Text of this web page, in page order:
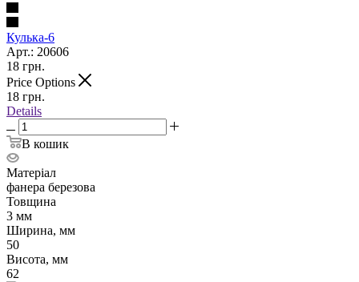
Кулька-6
Арт.: 20606
18 грн.
Price Options
18 грн.
Details
В кошик
Матеріал
фанера березова
Товщина
3 мм
Ширина, мм
50
Висота, мм
62